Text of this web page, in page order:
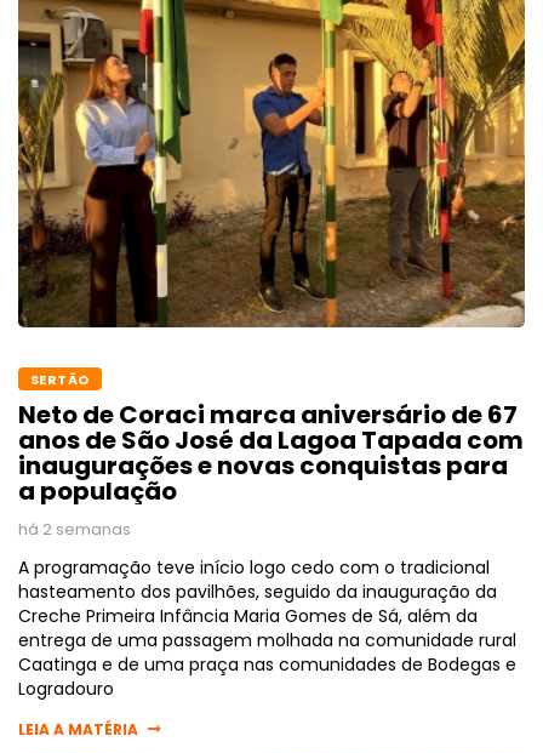
SERTÃO
Neto de Coraci marca aniversário de 67
anos de São José da Lagoa Tapada com
inaugurações e novas conquistas para
a população
há 2 semanas
A programação teve início logo cedo com o tradicional
hasteamento dos pavilhões, seguido da inauguração da
Creche Primeira Infância Maria Gomes de Sá, além da
entrega de uma passagem molhada na comunidade rural
Caatinga e de uma praça nas comunidades de Bodegas e
Logradouro
LEIA A MATÉRIA